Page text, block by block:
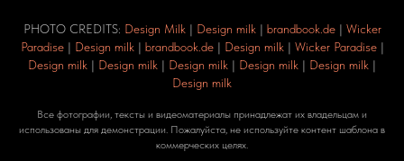
PHOTO CREDITS: Design Milk | Design milk | brandbook.de| Wicker
Paradise| Design milk | brandbook.de| Design milk | Wicker Paradise|
Design milk | Design milk | Design milk | Design milk | Design milk |
Design milk
Все фотографии, тексты и видеоматериалы принадлежат их владельцам и
использованы для демонстрации. Пожалуйста, не используйте контент шаблона в
коммерческих целях.